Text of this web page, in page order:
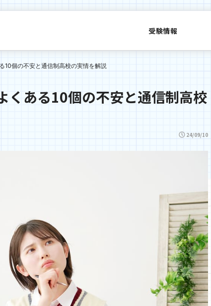
受験情報
10個の不安と通信制高校の実情を解説
くある10個の不安と通信制高校
24/09/10